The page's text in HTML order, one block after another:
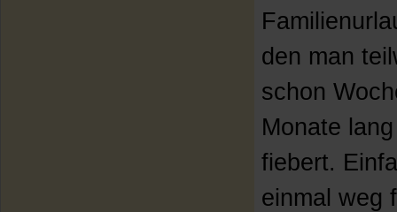
den man
schon
Monate
fiebert.
einmal weg